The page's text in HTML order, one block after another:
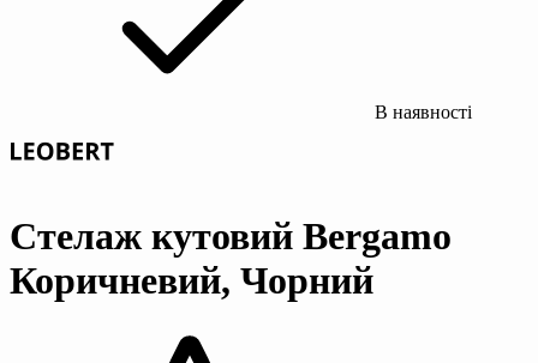
В наявності
Стелаж кутовий Bergamo
Коричневий, Чорний